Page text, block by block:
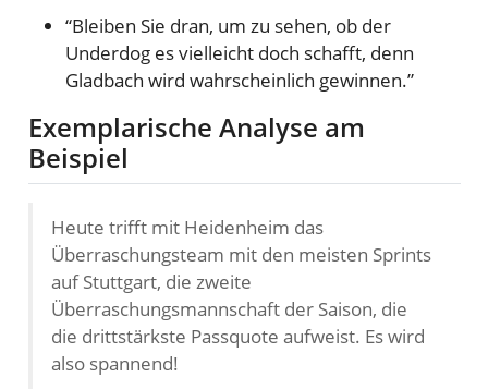
“Bleiben Sie dran, um zu sehen, ob der
Underdog es vielleicht doch schafft, denn
Gladbach wird wahrscheinlich gewinnen.”
Exemplarische Analyse am
Beispiel
Heute trifft mit Heidenheim das
Überraschungsteam mit den meisten Sprints
auf Stuttgart, die zweite
Überraschungsmannschaft der Saison, die
die drittstärkste Passquote aufweist. Es wird
also spannend!